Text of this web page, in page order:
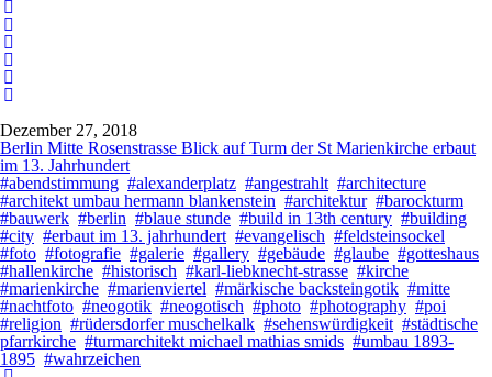
Dezember 27, 2018
Berlin Mitte Rosenstrasse Blick auf Turm der St Marienkirche erbaut
im 13. Jahrhundert
#abendstimmung #alexanderplatz #angestrahlt #architecture
#architekt umbau hermann blankenstein #architektur #barockturm
#bauwerk #berlin #blaue stunde #build in 13th century #building
#city #erbaut im 13. jahrhundert #evangelisch #feldsteinsockel
#foto #fotografie #galerie #gallery #gebäude #glaube #gotteshaus
#hallenkirche #historisch #karl-liebknecht-strasse #kirche
#marienkirche #marienviertel #märkische backsteingotik #mitte
#nachtfoto #neogotik #neogotisch #photo #photography #poi
#religion #rüdersdorfer muschelkalk #sehenswürdigkeit #städtische
pfarrkirche #turmarchitekt michael mathias smids #umbau 1893-
1895 #wahrzeichen